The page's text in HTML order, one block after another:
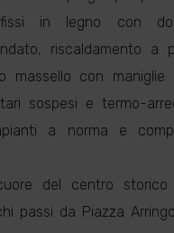
in legno con
riscaldamento a
massello con maniglie
sospesi e termo-
a norma e
del centro
passi da Piazza